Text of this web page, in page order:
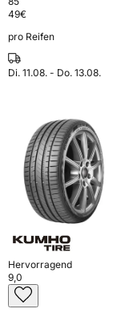
49€
pro Reifen
Di. 11.08. - Do. 13.08.
Hervorragend
9,0